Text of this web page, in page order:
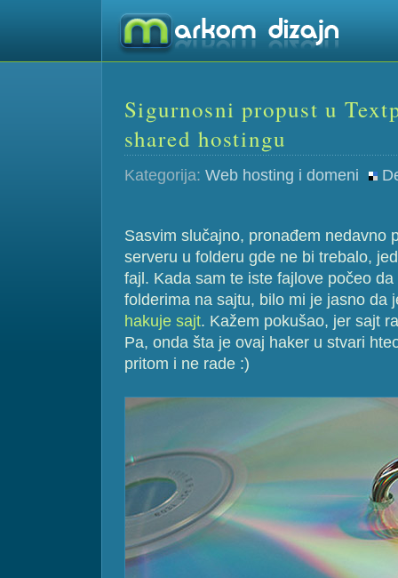
Sigurnosni propust u
shared hostingu
Kategorija: Web hosting i domeni
Sasvim slučajno, pronađem nedavno
serveru u folderu gde ne bi trebalo,
fajl. Kada sam te iste fajlove počeo
folderima na sajtu, bilo mi je jasno da
hakuje sajt. Kažem pokušao, jer sajt
Pa, onda šta je ovaj haker u stvari
pritom i ne rade :)